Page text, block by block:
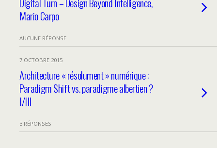
Mario Carpo
AUCUNE RÉPONSE
7 OCTOBRE 2015
Architecture « résolument » numérique :
Paradigm Shift vs. paradigme albertien ?
I/III
3 RÉPONSES